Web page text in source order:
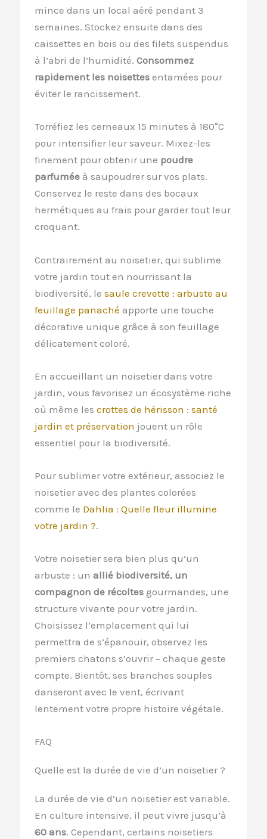
mince dans un local aéré pendant 3
semaines. Stockez ensuite dans des
caissettes en bois ou des filets suspendus
à l’abri de l’humidité. Consommez
rapidement les noisettes entamées pour
éviter le rancissement.
Torréfiez les cerneaux 15 minutes à 180°C
pour intensifier leur saveur. Mixez-les
finement pour obtenir une poudre
parfumée à saupoudrer sur vos plats.
Conservez le reste dans des bocaux
hermétiques au frais pour garder tout leur
croquant.
Contrairement au noisetier, qui sublime
votre jardin tout en nourrissant la
biodiversité, le saule crevette : arbuste au
feuillage panaché apporte une touche
décorative unique grâce à son feuillage
délicatement coloré.
En accueillant un noisetier dans votre
jardin, vous favorisez un écosystème riche
où même les crottes de hérisson : santé
jardin et préservation jouent un rôle
essentiel pour la biodiversité.
Pour sublimer votre extérieur, associez le
noisetier avec des plantes colorées
comme le Dahlia : Quelle fleur illumine
votre jardin ?.
Votre noisetier sera bien plus qu’un
arbuste : un allié biodiversité, un
compagnon de récoltes gourmandes, une
structure vivante pour votre jardin.
Choisissez l’emplacement qui lui
permettra de s’épanouir, observez les
premiers chatons s’ouvrir – chaque geste
compte. Bientôt, ses branches souples
danseront avec le vent, écrivant
lentement votre propre histoire végétale.
FAQ
Quelle est la durée de vie d’un noisetier ?
La durée de vie d’un noisetier est variable.
En culture intensive, il peut vivre jusqu’à
60 ans. Cependant, certains noisetiers